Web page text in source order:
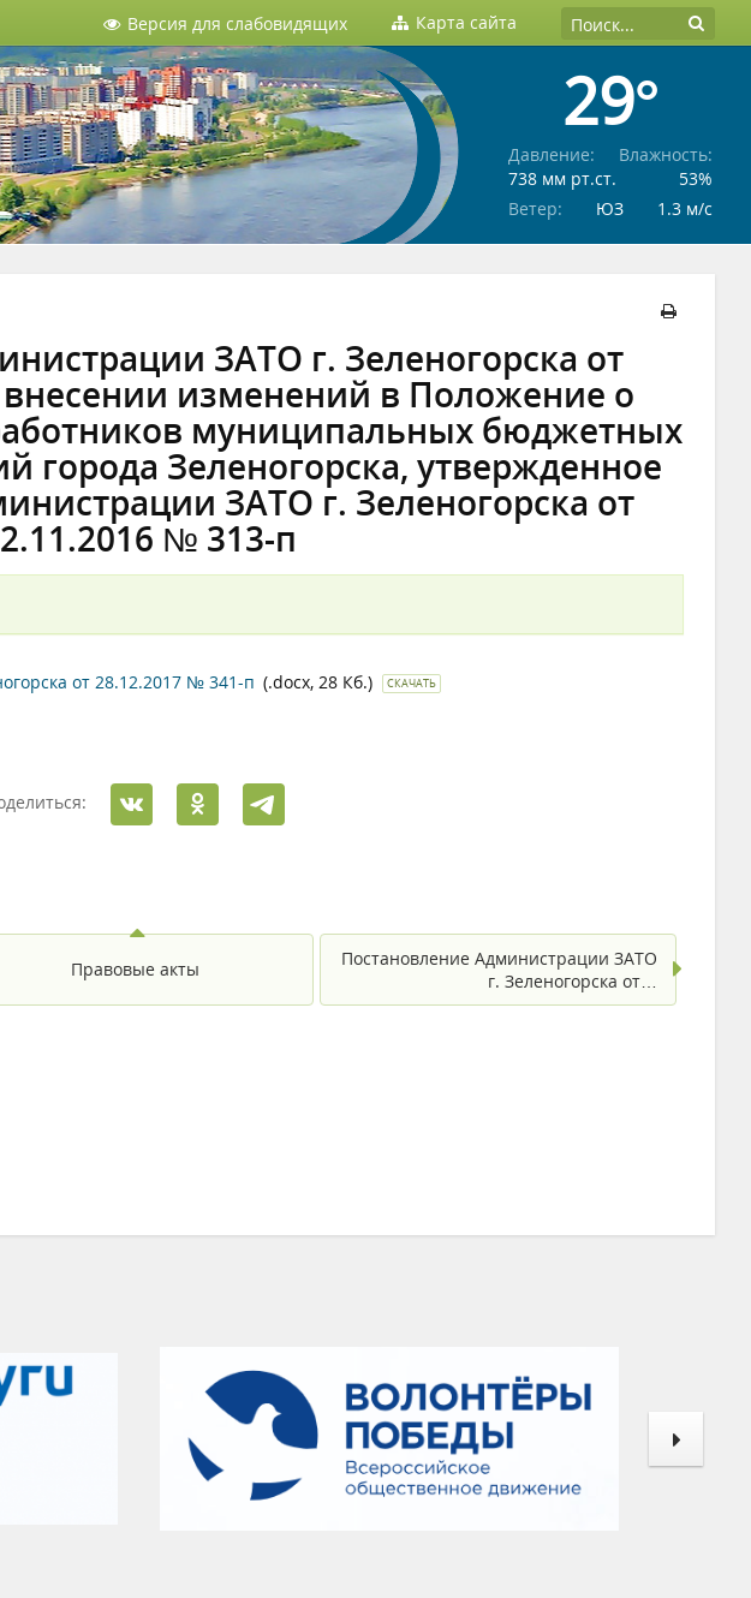
Версия для слабовидящих Карта сайта
29°
Давление:
738 мм рт.ст.
Влажность:
53%
Ветер:
ЮЗ 1.3 м/c
ЗАТО г. Зеленогорска от
изменений в Положение о
муниципальных бюджетных
города Зеленогорска, утвержденное
ЗАТО г. Зеленогорска от
№ 313-п
от 28.12.2017 № 341-п (.docx, 28 Кб.) СКАЧАТЬ
Правовые акты
Постановление Администрации ЗАТО
г. Зеленогорска от…